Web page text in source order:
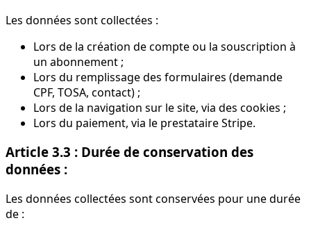
Les données sont collectées :
Lors de la création de compte ou la souscription à
un abonnement ;
Lors du remplissage des formulaires (demande
CPF, TOSA, contact) ;
Lors de la navigation sur le site, via des cookies ;
Lors du paiement, via le prestataire Stripe.
Article 3.3 : Durée de conservation des
données :
Les données collectées sont conservées pour une durée
de :